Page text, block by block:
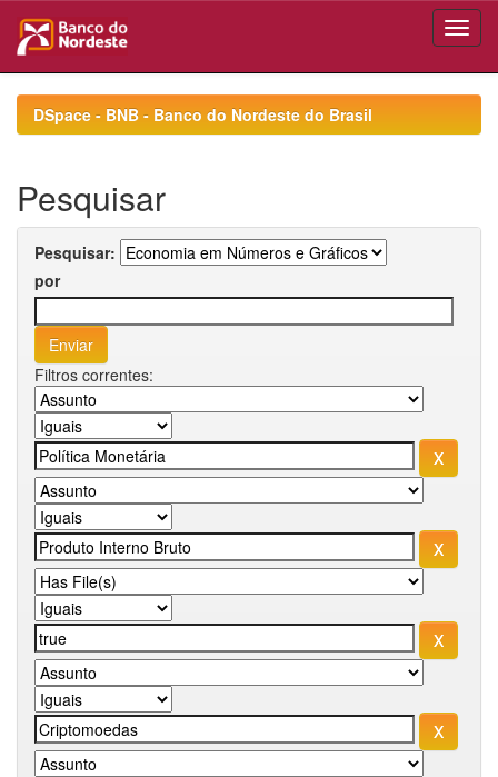
navigationDSpace - BNB - Banco do Nordeste do Brasil
Pesquisar
Pesquisar:
por
Filtros correntes: